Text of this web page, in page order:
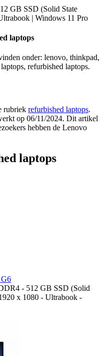
GB SSD (Solid State
| Windows 11 Pro
laptops
onder: lenovo, thinkpad,
refurbished laptops.
rubriek refurbished laptops.
op 06/11/2024. Dit artikel
hebben de Lenovo
laptops
- 512 GB SSD (Solid
x 1080 - Ultrabook -